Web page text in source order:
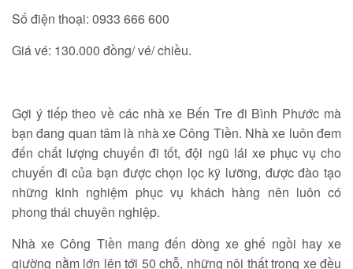
Số điện thoại: 0933 666 600
Giá vé: 130.000 đồng/ vé/ chiều.
Gợi ý tiếp theo về các nhà xe Bến Tre đi Bình Phước mà
bạn đang quan tâm là nhà xe Công Tiền. Nhà xe luôn đem
đến chất lượng chuyến đi tốt, đội ngũ lái xe phục vụ cho
chuyến đi của bạn được chọn lọc kỹ lưỡng, được đào tạo
những kinh nghiệm phục vụ khách hàng nên luôn có
phong thái chuyên nghiệp.
Nhà xe Công Tiền mang đến dòng xe ghế ngồi hay xe
giường nằm lớn lên tới 50 chỗ, những nội thất trong xe đều